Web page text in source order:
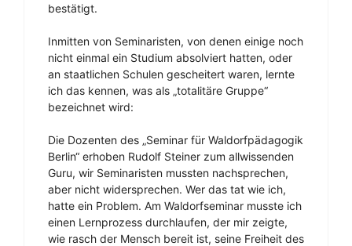
bestätigt.
Inmitten von Seminaristen, von denen einige noch
nicht einmal ein Studium absolviert hatten, oder
an staatlichen Schulen gescheitert waren, lernte
ich das kennen, was als „totalitäre Gruppe“
bezeichnet wird:
Die Dozenten des „Seminar für Waldorfpädagogik
Berlin“ erhoben Rudolf Steiner zum allwissenden
Guru, wir Seminaristen mussten nachsprechen,
aber nicht widersprechen. Wer das tat wie ich,
hatte ein Problem. Am Waldorfseminar musste ich
einen Lernprozess durchlaufen, der mir zeigte,
wie rasch der Mensch bereit ist, seine Freiheit des